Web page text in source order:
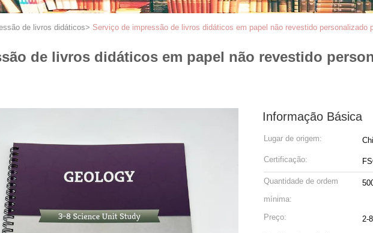
de livros didáticos> Serviço de impressão de livros didáticos em papel não revestido personalizado
de livros didáticos em papel não revestido
Informação Básica
Lugar de origem:
Certificação:
Quantidade de ordem
mínima:
Preço: 2-